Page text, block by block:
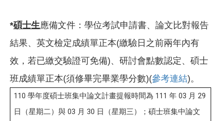
*碩士生應備文件：學位考試申請書、論文比對報告
結果、英文檢定成績單正本(繳驗日之前兩年內有
效，若已繳交驗證可免備)、研討會點數認定、碩士
班成績單正本(須修畢完畢業學分數)(參考連結)。
110 學年度碩士班集中論文計畫提報時間為 111 年 03 月 29
日（星期二）與 03 月 30 日（星期三）；碩士班集中論文